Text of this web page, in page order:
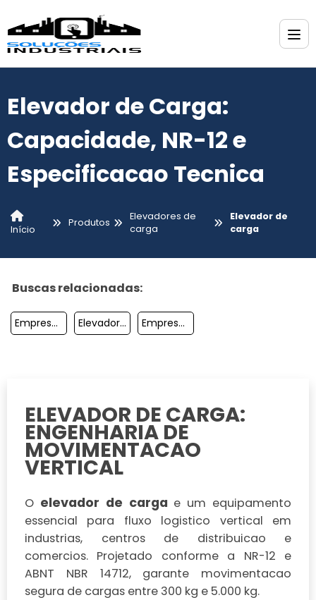
Elevador de Carga:
Capacidade, NR-12 e
Especificacao Tecnica
Início
Produtos
Elevadores de
carga
Elevador de
carga
Buscas relacionadas:
Empresa De Elevador Monta Carga Residencial Elevador De Carga De Obra Empresa De Manutenção De Elevador De Carga
ELEVADOR DE CARGA:
ENGENHARIA DE
MOVIMENTACAO
VERTICAL
O elevador de carga e um equipamento
essencial para fluxo logistico vertical em
industrias, centros de distribuicao e
comercios. Projetado conforme a NR-12 e
ABNT NBR 14712, garante movimentacao
segura de cargas entre 300 kg e 5.000 kg.